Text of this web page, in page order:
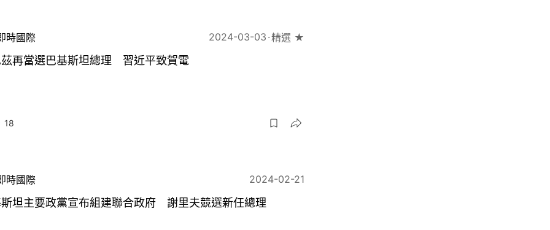
時國際 2024-03-03 精選 ★
再當選巴基斯坦總理 習近平致賀電
18
時國際 2024-02-21
坦主要政黨宣布組建聯合政府 謝里夫競選新任總理